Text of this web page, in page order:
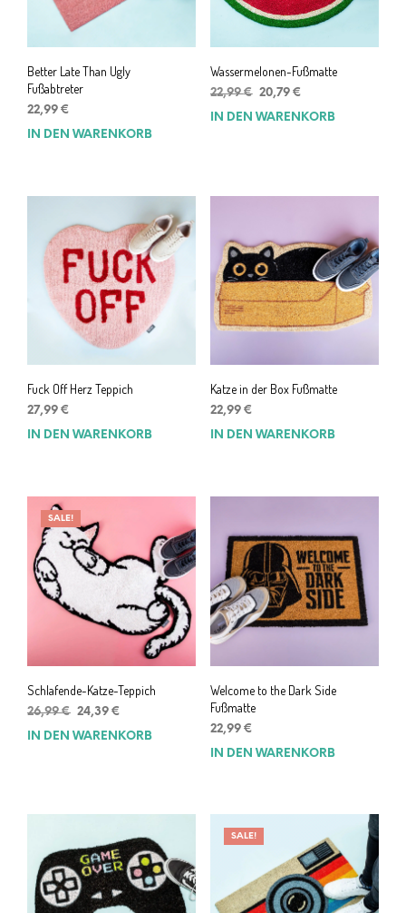
Better Late Than Ugly
Fußabtreter
22,99 €
IN DEN WARENKORB
Wassermelonen-Fußmatte
22,99€ Ursprünglicher
Preis
20,79 €Aktueller
Preis
IN DEN WARENKORB
Fuck Off Herz Teppich
27,99 €
IN DEN WARENKORB
Katze in der Box Fußmatte
22,99 €
IN DEN WARENKORB
SALE!
Schlafende-Katze-Teppich
26,99€ Ursprünglicher
24,39 €
IN DEN WARENKORB
Welcome to the Dark Side
Fußmatte
22,99 €
IN DEN WARENKORB
SALE!